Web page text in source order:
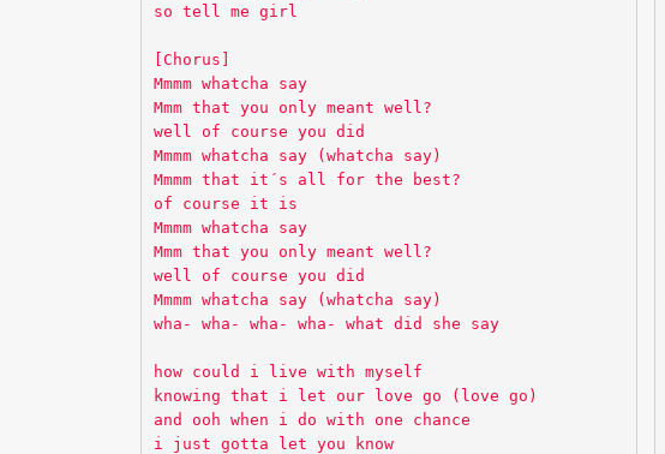
so tell me girl
[Chorus]
Mmmm whatcha say
Mmm that you only meant well?
well of course you did
Mmmm whatcha say (whatcha say)
Mmmm that it´s all for the best?
of course it is
Mmmm whatcha say
Mmm that you only meant well?
well of course you did
Mmmm whatcha say (whatcha say)
wha- wha- wha- wha- what did she say
how could i live with myself
knowing that i let our love go (love go)
and ooh when i do with one chance
i just gotta let you know